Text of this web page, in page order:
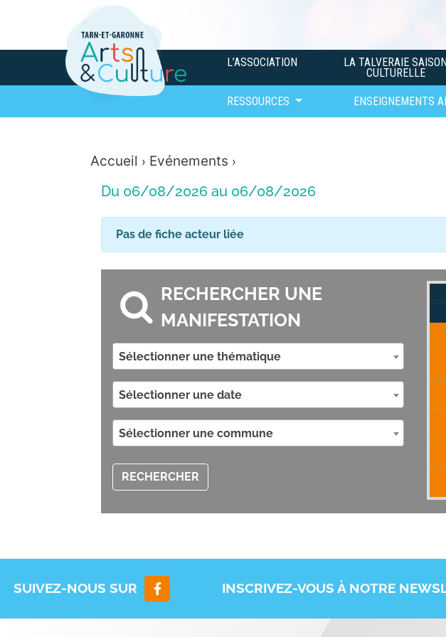
L’ASSOCIATION LA TALVERAIE SAISON
CULTURELLE
RESSOURCES ENSEIGNEMENTS
Accueil › Evénements ›
Du 06/08/2026 au 06/08/2026
Pas de fiche acteur liée
RECHERCHER UNE
MANIFESTATION
Sélectionner une thématique
Sélectionner une date
Sélectionner une commune
RECHERCHER
SUIVEZ-NOUS SUR INSCRIVEZ-VOUS À NOTRE